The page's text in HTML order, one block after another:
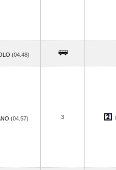
(04.48)
(04.57) 3